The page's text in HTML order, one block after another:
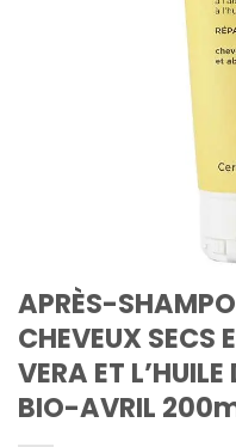
APRÈS-
CHEVEUX SECS
VERA ET
BIO-AVRIL